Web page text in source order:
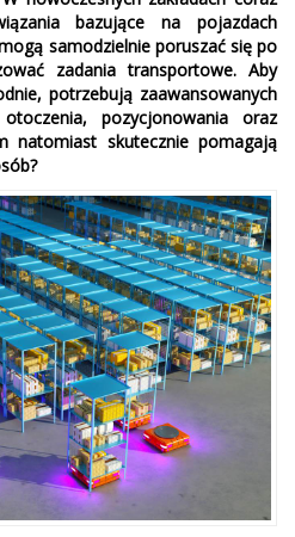
bazujące na pojazdach
samodzielnie poruszać się po
zadania transportowe. Aby
potrzebują zaawansowanych
pozycjonowania oraz
natomiast skutecznie pomagają